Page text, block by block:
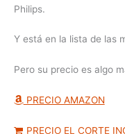
Philips.
Y está en la lista de las
Pero su precio es algo
PRECIO AMAZON
PRECIO EL CORTE